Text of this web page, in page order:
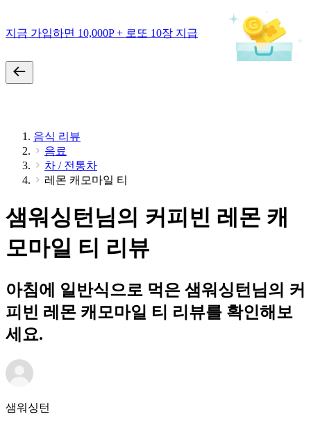
지금 가입하면 10,000P + 로또 10장 지급
음식 리뷰
음료
차 / 전통차
레몬 캐모마일 티
샘워싱턴님의 커피빈 레몬 캐
모마일 티 리뷰
아침에 일반식으로 먹은 샘워싱턴님의 커
피빈 레몬 캐모마일 티 리뷰를 확인해보
세요.
샘워싱턴